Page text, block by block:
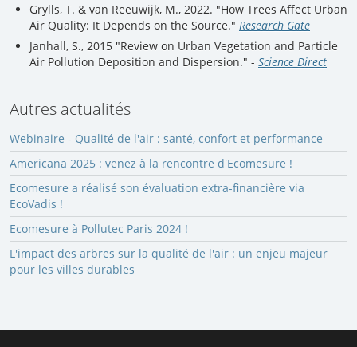
Grylls, T. & van Reeuwijk, M., 2022. "How Trees Affect Urban
Air Quality: It Depends on the Source." Research Gate
Janhall, S., 2015 "Review on Urban Vegetation and Particle
Air Pollution Deposition and Dispersion." - Science Direct
Autres actualités
Webinaire - Qualité de l'air : santé, confort et performance
Americana 2025 : venez à la rencontre d'Ecomesure !
Ecomesure a réalisé son évaluation extra-financière via
EcoVadis !
Ecomesure à Pollutec Paris 2024 !
L'impact des arbres sur la qualité de l'air : un enjeu majeur
pour les villes durables